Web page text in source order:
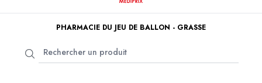
PHARMACIE DU JEU DE BALLON - GRASSE